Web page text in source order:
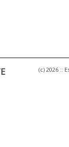
(c) 2026 ::